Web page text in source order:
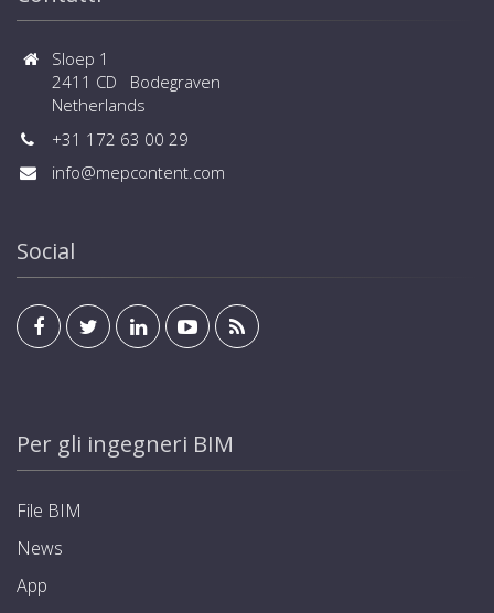
Sloep 1
2411 CD Bodegraven
Netherlands
+31 172 63 00 29
info@mepcontent.com
Social
Per gli ingegneri BIM
File BIM
News
App